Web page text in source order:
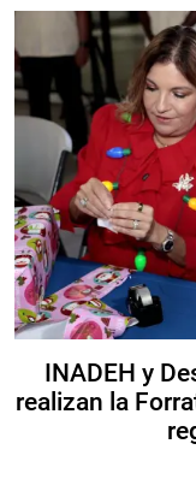
INADEH y
realizan la